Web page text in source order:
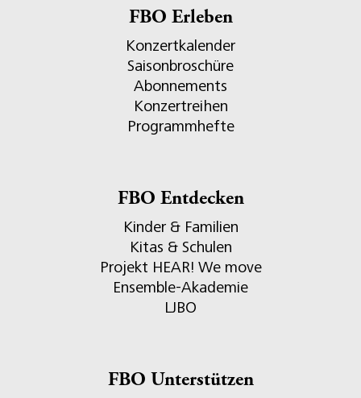
FBO Erleben
Konzertkalender
Saisonbroschüre
Abonnements
Konzertreihen
Programmhefte
FBO Entdecken
Kinder & Familien
Kitas & Schulen
Projekt HEAR! We move
Ensemble-Akademie
LJBO
FBO Unterstützen